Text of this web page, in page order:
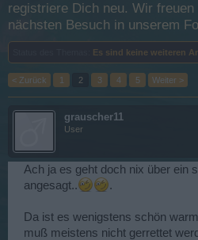
registriere Dich neu. Wir freuen
nächsten Besuch in unserem
Es sind keine weiteren
< Zurück 1 2 3 4 5 Weiter >
grauscher11
User
Ach ja es geht doch nix über ein
angesagt..
.
Da ist es wenigstens schön
muß meistens nicht gerrettet